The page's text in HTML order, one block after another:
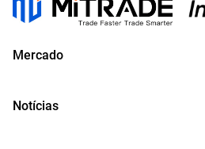
Mercado
Notícias